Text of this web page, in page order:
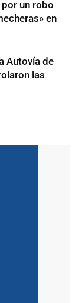
un robo
en
Autovía de
las